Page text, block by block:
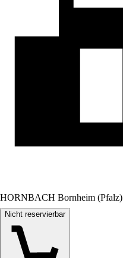
HORNBACH Bornheim (Pfalz)
Nicht reservierbar